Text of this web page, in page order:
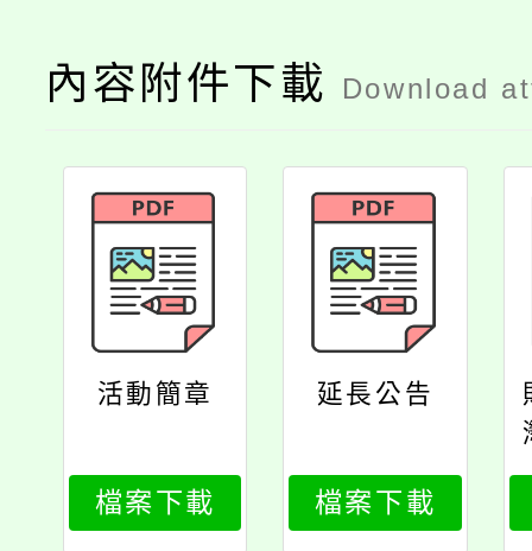
內容附件下載 Download
活動簡章
檔案下載
延長公告
檔案下載